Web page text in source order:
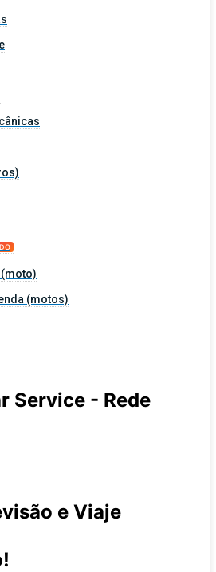
(motos)
Service - Rede
e Viaje